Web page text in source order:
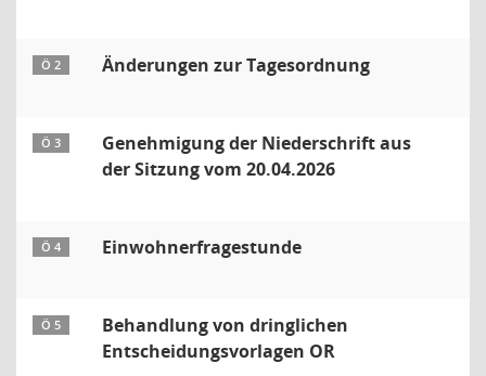
Ö 2 Änderungen zur Tagesordnung
Ö 3
Genehmigung der Niederschrift aus
der Sitzung vom 20.04.2026
Ö 4 Einwohnerfragestunde
Ö 5
Behandlung von dringlichen
Entscheidungsvorlagen OR